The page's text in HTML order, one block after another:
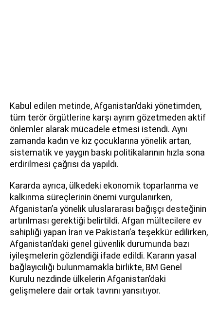
Kabul edilen metinde, Afganistan’daki yönetimden,
tüm terör örgütlerine karşı ayrım gözetmeden aktif
önlemler alarak mücadele etmesi istendi. Aynı
zamanda kadın ve kız çocuklarına yönelik artan,
sistematik ve yaygın baskı politikalarının hızla sona
erdirilmesi çağrısı da yapıldı.
Kararda ayrıca, ülkedeki ekonomik toparlanma ve
kalkınma süreçlerinin önemi vurgulanırken,
Afganistan’a yönelik uluslararası bağışçı desteğinin
artırılması gerektiği belirtildi. Afgan mültecilere ev
sahipliği yapan İran ve Pakistan’a teşekkür edilirken,
Afganistan’daki genel güvenlik durumunda bazı
iyileşmelerin gözlendiği ifade edildi. Kararın yasal
bağlayıcılığı bulunmamakla birlikte, BM Genel
Kurulu nezdinde ülkelerin Afganistan’daki
gelişmelere dair ortak tavrını yansıtıyor.